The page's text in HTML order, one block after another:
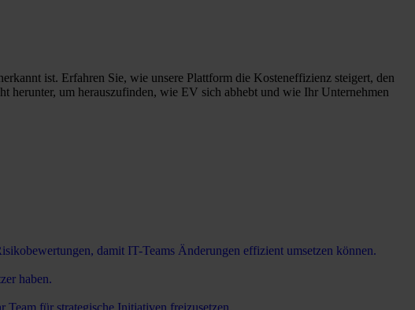
ist. Erfahren Sie, wie unsere Plattform die Kosteneffizienz steigert, den
herunter, um herauszufinden, wie EV sich abhebt und wie Ihr Unternehmen
damit IT-Teams Änderungen effizient umsetzen können.
haben.